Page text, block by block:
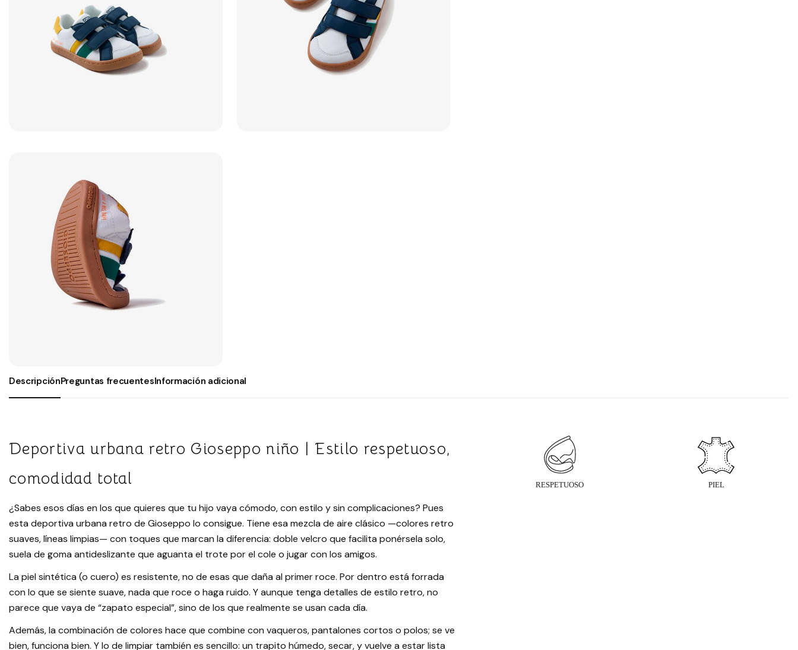
DescripciónPreguntas frecuentesInformación adicional
Deportiva urbana retro Gioseppo niño | Estilo respetuoso,
comodidad total
¿Sabes esos días en los que quieres que tu hijo vaya cómodo, con estilo y sin complicaciones? Pues
esta deportiva urbana retro de Gioseppo lo consigue. Tiene esa mezcla de aire clásico —colores retro
suaves, líneas limpias— con toques que marcan la diferencia: doble velcro que facilita ponérsela solo,
suela de goma antideslizante que aguanta el trote por el cole o jugar con los amigos.
La piel sintética (o cuero) es resistente, no de esas que daña al primer roce. Por dentro está forrada
con lo que se siente suave, nada que roce o haga ruido. Y aunque tenga detalles de estilo retro, no
parece que vaya de “zapato especial”, sino de los que realmente se usan cada día.
Además, la combinación de colores hace que combine con vaqueros, pantalones cortos o polos; se ve
bien, funciona bien. Y lo de limpiar también es sencillo: un trapito húmedo, secar, y vuelve a estar lista